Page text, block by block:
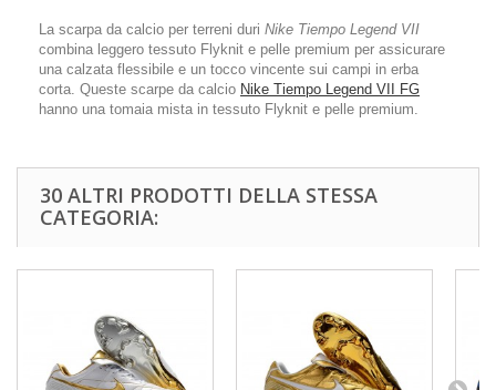
La scarpa da calcio per terreni duri Nike Tiempo Legend VII
combina leggero tessuto Flyknit e pelle premium per assicurare
una calzata flessibile e un tocco vincente sui campi in erba
corta. Queste scarpe da calcio Nike Tiempo Legend VII FG
hanno una tomaia mista in tessuto Flyknit e pelle premium.
30 ALTRI PRODOTTI DELLA STESSA
CATEGORIA: